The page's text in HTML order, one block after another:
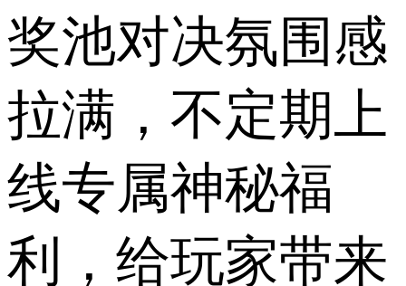
奖池对决氛围感
拉满，不定期上
线专属神秘福
利，给玩家带来